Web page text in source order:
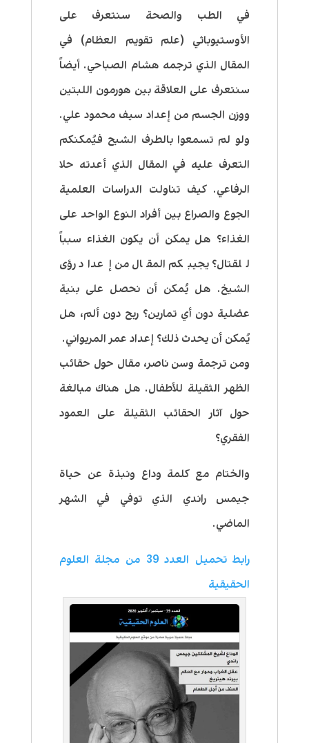
في الطب والصحة سنتعرف على
الأوستيوباثي (علم تقويم العظام) في
المقال الذي ترجمه هشام الصباحي. أيضاً
سنتعرف على العلاقة بين هورمون اللبتين
ووزن الجسم من إعداد سيف محمود علي.
ولو لم تسمعوا بالطرف الشبح فيُمكنكم
التعرف عليه في المقال الذي أعدته حلا
الرفاعي. كيف تناولت الدراسات العلمية
الجوع والصراع بين أفراد النوع الواحد على
الغذاء؟ هل يمكن أن يكون الغذاء سبباً
للقتال؟ يجيبكم المقال من إعداد رؤى
الشيخ. هل يُمكن أن نحصل على بنية
عضلية دون أي تمارين؟ ربح دون ألم، هل
يُمكن أن يحدث ذلك؟ إعداد عمر المريواني.
ومن ترجمة وسن ناصر، مقال حول حقائب
الظهر الثقيلة للأطفال. هل هناك مبالغة
حول آثار الحقائب الثقيلة على العمود
الفقري؟
والختام مع كلمة وداع ونبذة عن حياة
جيمس راندي الذي توفي في الشهر
الماضي.
رابط تحميل العدد 39 من مجلة العلوم
الحقيقية